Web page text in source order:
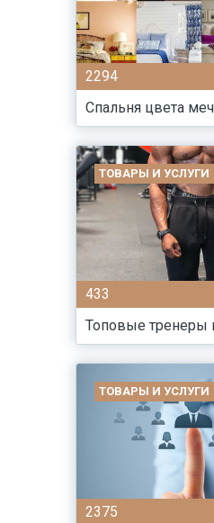
2294
Спальня цвета
ТОВАРЫ И УСЛУГИ
433
Топовые тренеры
ТОВАРЫ И УСЛУГИ
2375